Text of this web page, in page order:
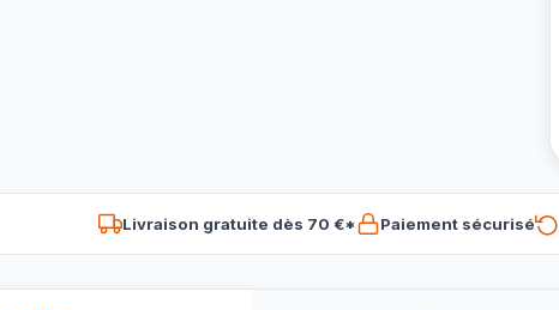
Livraison gratuite dès 70 €* Paiement sécurisé